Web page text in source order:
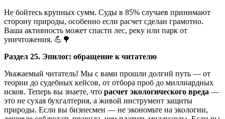
Не бойтесь крупных сумм. Суды в 85% случаев принимают
сторону природы, особенно если расчет сделан грамотно.
Ваша активность может спасти лес, реку или парк от
уничтожения. 💪🌳
Раздел 25. Эпилог: обращение к читателю
Уважаемый читатель! Мы с вами прошли долгий путь — от
теории до судебных кейсов, от отбора проб до миллиардных
исков. Теперь вы знаете, что расчет экологического вреда —
это не сухая бухгалтерия, а живой инструмент защиты
природы. Если вы бизнесмен — не экономьте на экологии,